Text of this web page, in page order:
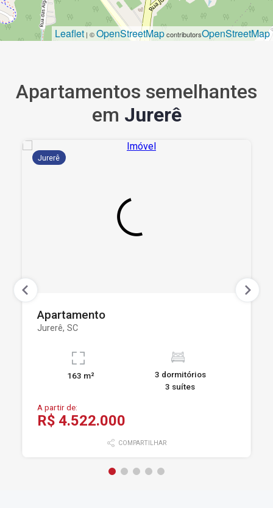
Leaflet | ©OpenStreetMapcontributorsOpenStreetMap
Apartamentos semelhantes
em Jurerê
Jurerê
Apartamento
Jurerê, SC
163 m²
3 dormitórios
3 suítes
A partir de:
R$ 4.522.000
COMPARTILHAR